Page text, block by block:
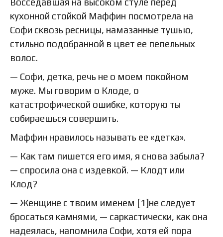
кухонной стойкой Маффин посмотрела на
Софи сквозь ресницы, намазанные тушью,
стильно подобранной в цвет ее пепельных
волос.
— Софи, детка, речь не о моем покойном
муже. Мы говорим о Клоде, о
катастрофической ошибке, которую ты
собираешься совершить.
Маффин нравилось называть ее «детка».
— Как там пишется его имя, я снова забыла?
— спросила она с издевкой. — Клодт или
Клод?
— Женщине с твоим именем [1]не следует
бросаться камнями, — саркастически, как она
надеялась, напомнила Софи, хотя ей пора